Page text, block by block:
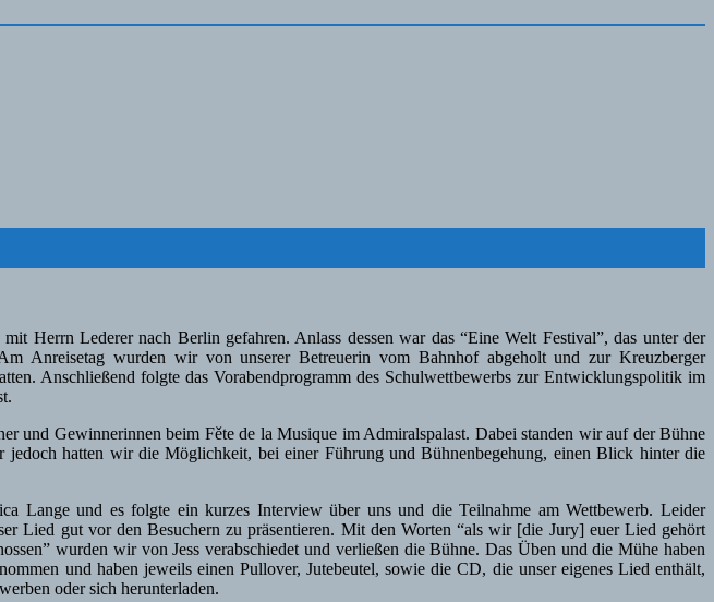
Herrn Lederer nach Berlin gefahren. Anlass dessen war das “Eine Welt Festival”, das unter der
Anreisetag wurden wir von unserer Betreuerin vom Bahnhof abgeholt und zur Kreuzberger
Anschließend folgte das Vorabendprogramm des Schulwettbewerbs zur Entwicklungspolitik im
und Gewinnerinnen beim Fěte de la Musique im Admiralspalast. Dabei standen wir auf der Bühne
hatten wir die Möglichkeit, bei einer Führung und Bühnenbegehung, einen Blick hinter die
Lange und es folgte ein kurzes Interview über uns und die Teilnahme am Wettbewerb. Leider
Lied gut vor den Besuchern zu präsentieren. Mit den Worten “als wir [die Jury] euer Lied gehört
wurden wir von Jess verabschiedet und verließen die Bühne. Das Üben und die Mühe haben
und haben jeweils einen Pullover, Jutebeutel, sowie die CD, die unser eigenes Lied enthält,
oder sich herunterladen.